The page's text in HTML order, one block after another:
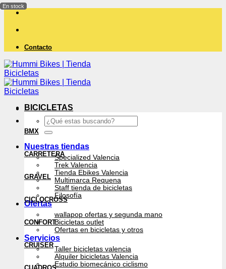
Saltar
contenido
Contacto
Buscar
por:
Nuestras tiendas
Specialized Valencia
Trek Valencia
Tienda Ebikes Valencia
Multimarca Requena
Staff tienda de bicicletas
Filosofía
Ofertas
wallapop ofertas y segunda mano
Bicicletas outlet
Ofertas en bicicletas y otros
Servicios
Taller bicicletas valencia
Alquiler bicicletas Valencia
Estudio biomecánico ciclismo
BICICLETAS
BMX
CARRETERA
GRAVEL
CICLOCROSS
CONFORT
CRUISER